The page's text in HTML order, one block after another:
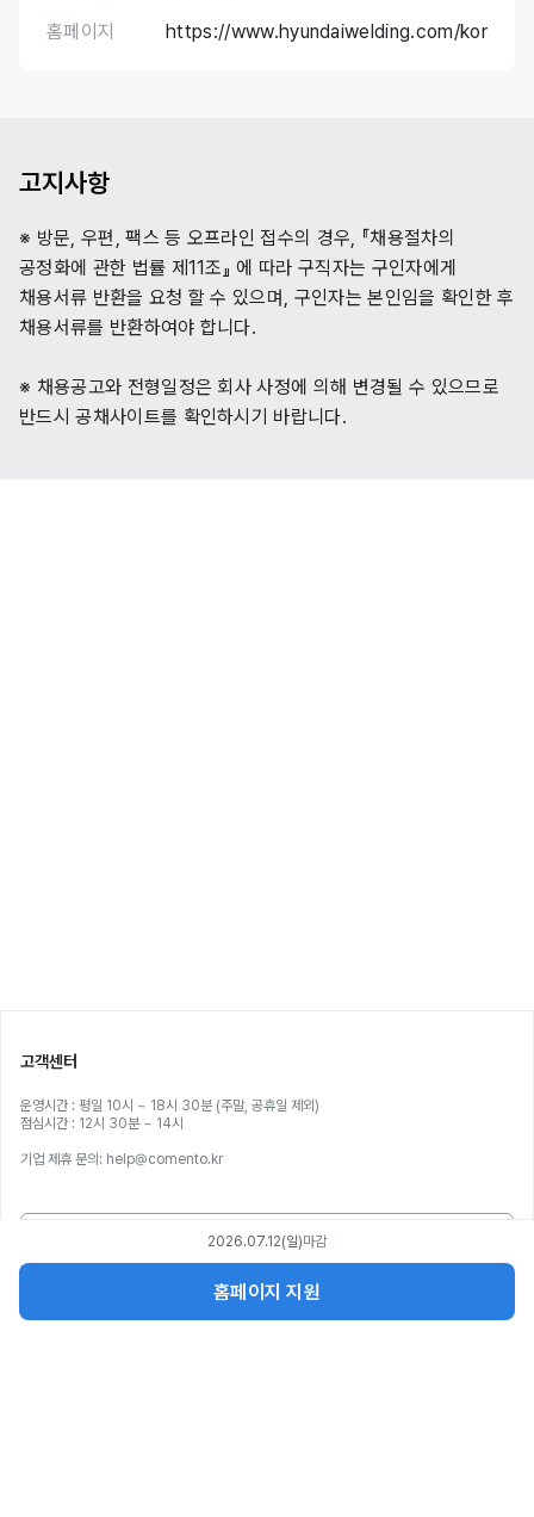
2026.07.12(일)마감
홈페이지 지원
홈페이지
https://www.hyundaiwelding.com/kor
고지사항
※ 방문, 우편, 팩스 등 오프라인 접수의 경우, 『채용절차의
공정화에 관한 법률 제11조』 에 따라 구직자는 구인자에게
채용서류 반환을 요청 할 수 있으며, 구인자는 본인임을 확인한 후
채용서류를 반환하여야 합니다.
※ 채용공고와 전형일정은 회사 사정에 의해 변경될 수 있으므로
반드시 공채사이트를 확인하시기 바랍니다.
고객센터
운영시간 : 평일 10시 ~ 18시 30분 (주말, 공휴일 제외)
점심시간 : 12시 30분 ~ 14시
기업 제휴 문의: help@comento.kr
1:1 문의하기